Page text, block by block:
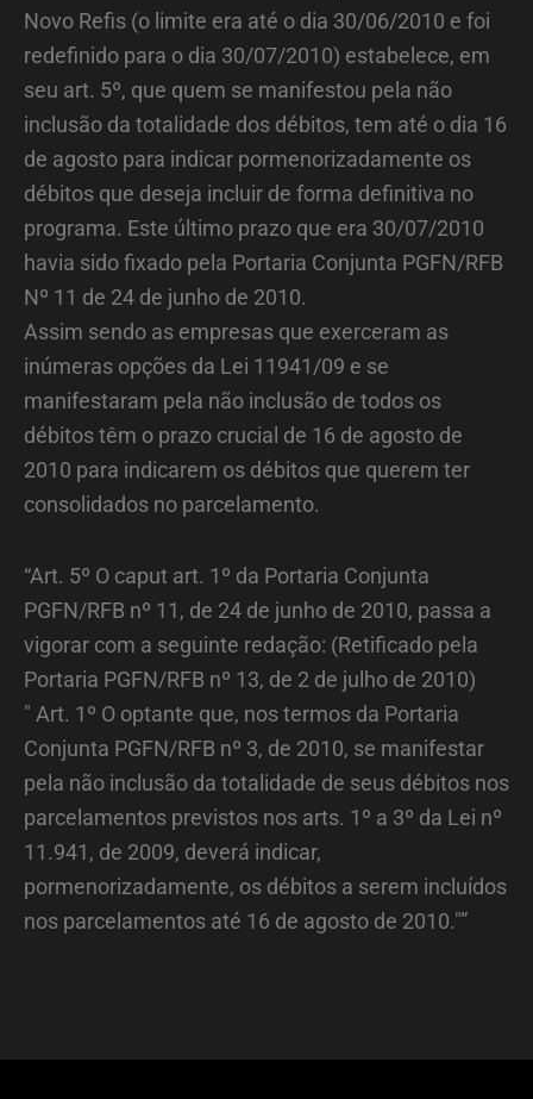
Novo Refis (o limite era até o dia 30/06/2010 e foi
redefinido para o dia 30/07/2010) estabelece, em
seu art. 5º, que quem se manifestou pela não
inclusão da totalidade dos débitos, tem até o dia 16
de agosto para indicar pormenorizadamente os
débitos que deseja incluir de forma definitiva no
programa. Este último prazo que era 30/07/2010
havia sido fixado pela Portaria Conjunta PGFN/RFB
Nº 11 de 24 de junho de 2010.
Assim sendo as empresas que exerceram as
inúmeras opções da Lei 11941/09 e se
manifestaram pela não inclusão de todos os
débitos têm o prazo crucial de 16 de agosto de
2010 para indicarem os débitos que querem ter
consolidados no parcelamento.
“Art. 5º O caput art. 1º da Portaria Conjunta
PGFN/RFB nº 11, de 24 de junho de 2010, passa a
vigorar com a seguinte redação: (Retificado pela
Portaria PGFN/RFB nº 13, de 2 de julho de 2010)
" Art. 1º O optante que, nos termos da Portaria
Conjunta PGFN/RFB nº 3, de 2010, se manifestar
pela não inclusão da totalidade de seus débitos nos
parcelamentos previstos nos arts. 1º a 3º da Lei nº
11.941, de 2009, deverá indicar,
pormenorizadamente, os débitos a serem incluídos
nos parcelamentos até 16 de agosto de 2010."”